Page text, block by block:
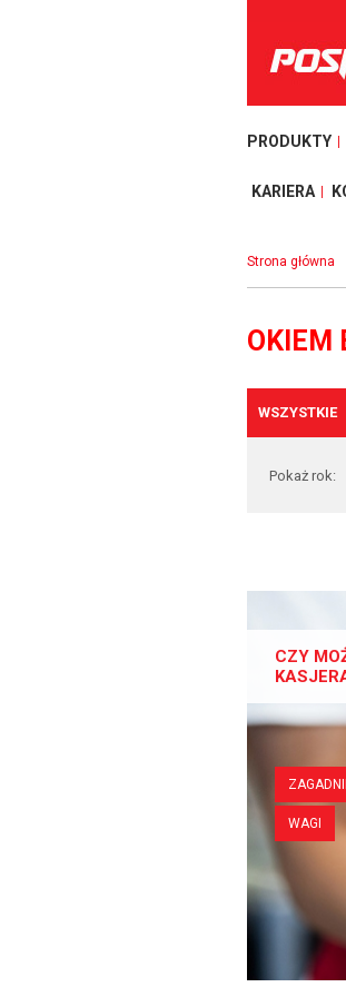
PRODUKTY
KARIERA
Strona główna
OKIEM
WSZYSTKIE
Pokaż rok:
CZY
WAGI